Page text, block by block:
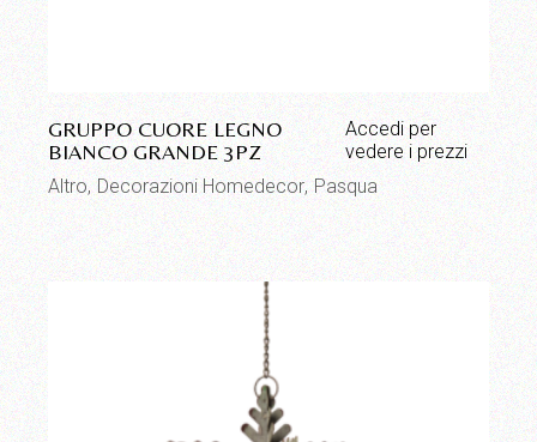
GRUPPO CUORE LEGNO
BIANCO GRANDE 3PZ
Accedi per
vedere i prezzi
Altro Decorazioni Homedecor Pasqua